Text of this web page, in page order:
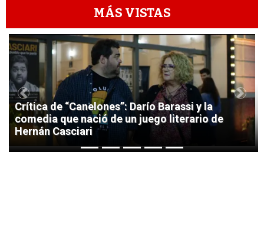
MÁS VISTAS
1
Crítica de “Canelones”: Darío Barassi y la
comedia que nació de un juego literario de
Hernán Casciari
Previous Next